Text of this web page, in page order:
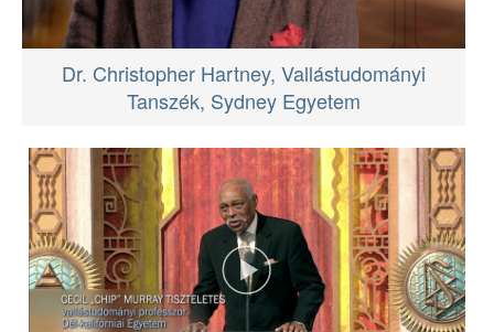
Dr. Christopher Hartney, Vallástudományi
Tanszék, Sydney Egyetem